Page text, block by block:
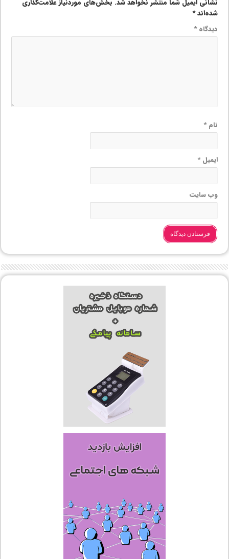
نشانی ایمیل شما منتشر نخواهد شد. بخش‌های موردنیاز علامت‌گذاری
شده‌اند*
دیدگاه*
نام*
ایمیل*
وب‌ سایت